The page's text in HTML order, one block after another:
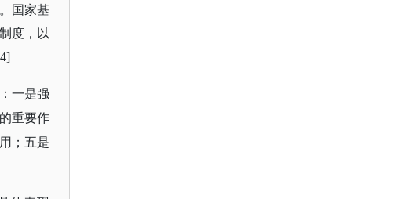
国家基
度，以
一是强
重要作
；五是